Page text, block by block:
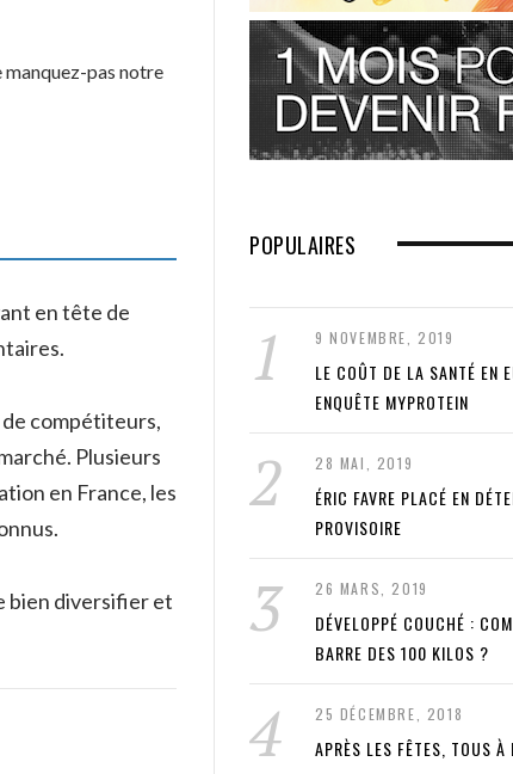
manquez-pas notre
en tête de
de compétiteurs,
Plusieurs
en France, les
bien diversifier et
POPULAIRES
9 NOVEMBRE, 2019
LE COÛT DE LA SANTÉ EN
ENQUÊTE MYPROTEIN
28 MAI, 2019
ÉRIC FAVRE PLACÉ EN
PROVISOIRE
26 MARS, 2019
DÉVELOPPÉ COUCHÉ :
BARRE DES 100 KILOS ?
25 DÉCEMBRE, 2018
APRÈS LES FÊTES, TOUS À